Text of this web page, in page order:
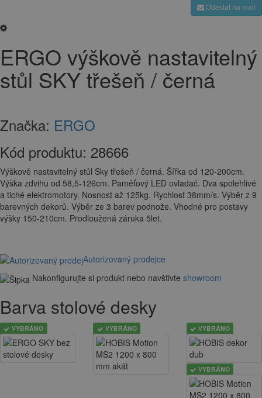
Odeslat na mail
ERGO výškově nastavitelný
stůl SKY třešeň / černá
Značka: ERGO
Kód produktu: 28666
Výškově nastavitelný stůl Sky třešeň / černá. Šířka od 120-200cm.
Výška zdvihu od 58,5-126cm. Paměťový LED ovladač. Dva spolehlivé
a tiché elektromotory. Nosnost až 125kg. Rychlost 38mm/s. Výběr z 9
barevných dekorů. Výběr ze 3 barev podnože. Vhodné pro postavy
výšky 150-210cm. Prodloužená záruka 5let.
Autorizovaný prodejce
Nakonfigurujte si produkt nebo navštivte showroom
Barva stolové desky
VYBRÁNO VYBRÁNO VYBRÁNO
VYBRÁNO